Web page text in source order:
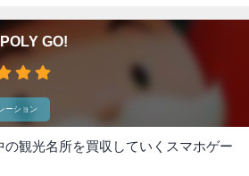
GO!
ーション
の観光名所を買収していくスマホゲー